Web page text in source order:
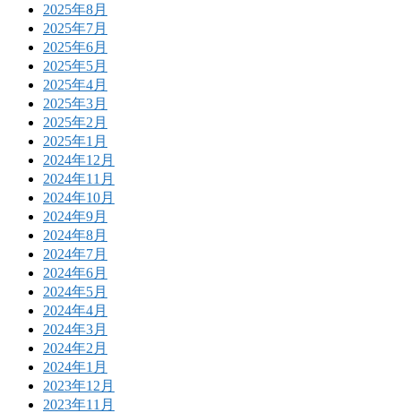
2025年8月
2025年7月
2025年6月
2025年5月
2025年4月
2025年3月
2025年2月
2025年1月
2024年12月
2024年11月
2024年10月
2024年9月
2024年8月
2024年7月
2024年6月
2024年5月
2024年4月
2024年3月
2024年2月
2024年1月
2023年12月
2023年11月